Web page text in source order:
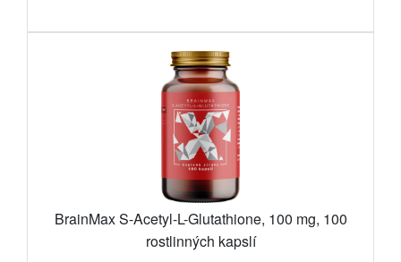
BrainMax S-Acetyl-L-Glutathione, 100 mg, 100
rostlinných kapslí